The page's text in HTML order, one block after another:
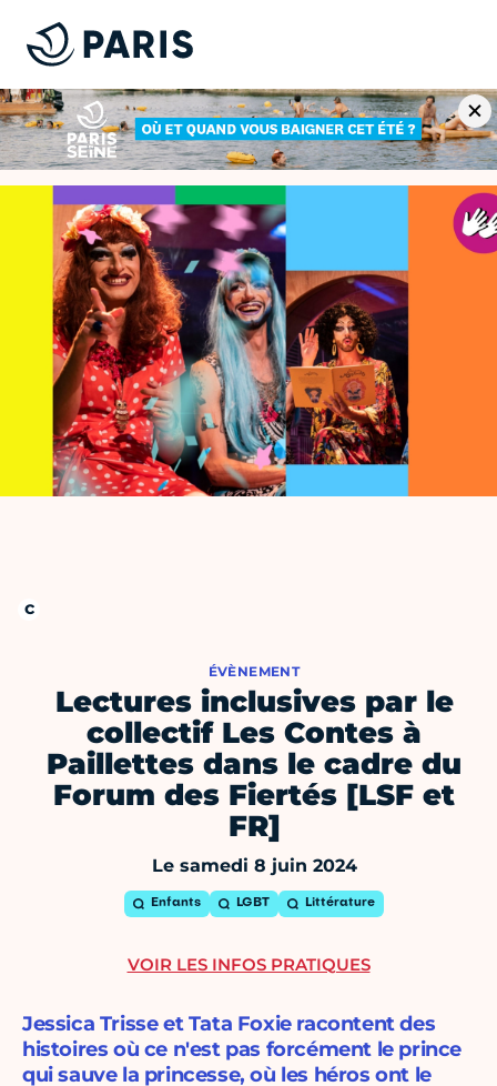
ÉVÈNEMENT
Lectures inclusives par le
collectif Les Contes à
Paillettes dans le cadre du
Forum des Fiertés [LSF et
FR]
Le samedi 8 juin 2024
Enfants LGBT Littérature
Jessica Trisse et Tata Foxie racontent des
histoires où ce n'est pas forcément le prince
qui sauve la princesse, où les héros ont le
VOIR LES INFOS PRATIQUES